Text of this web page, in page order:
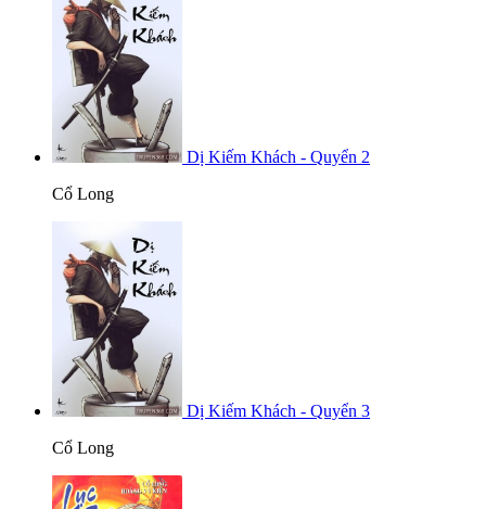
Dị Kiếm Khách - Quyển 2
Cổ Long
Dị Kiếm Khách - Quyển 3
Cổ Long